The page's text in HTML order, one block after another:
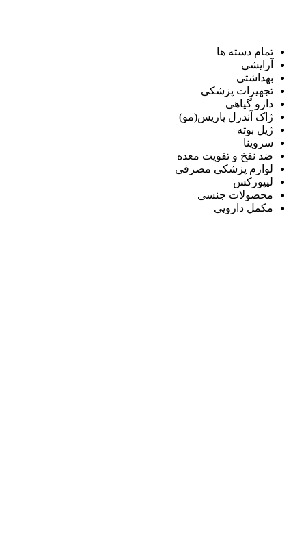
تمام دسته ها
آرایشی
بهداشتی
تجهیزات پزشکی
دارو گیاهی
ژاک آندرل پاریس(مو)
ژیل بوته
سروینا
ضد نفخ و تقویت معده
لوازم پزشکی مصرفی
لیپورکس
محصولات جنسی
مکمل دارویی